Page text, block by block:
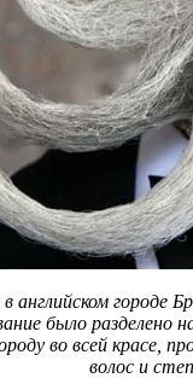
английском городе
было
во всей красе,
волос и